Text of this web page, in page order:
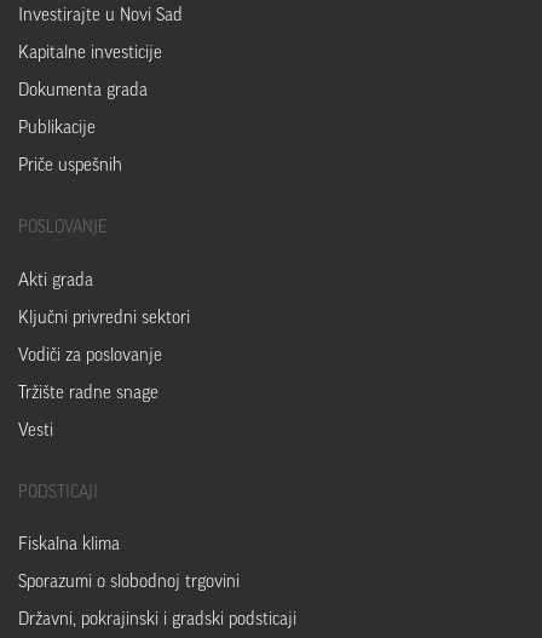
Investirajte u Novi Sad
Kapitalne investicije
Dokumenta grada
Publikacije
Priče uspešnih
POSLOVANJE
Akti grada
Ključni privredni sektori
Vodiči za poslovanje
Tržište radne snage
Vesti
PODSTICAJI
Fiskalna klima
Sporazumi o slobodnoj trgovini
Državni, pokrajinski i gradski podsticaji